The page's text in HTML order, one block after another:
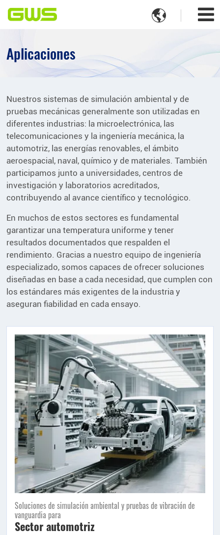

Aplicaciones
Nuestros sistemas de simulación ambiental y de
pruebas mecánicas generalmente son utilizadas en
diferentes industrias: la microelectrónica, las
telecomunicaciones y la ingeniería mecánica, la
automotriz, las energías renovables, el ámbito
aeroespacial, naval, químico y de materiales. También
participamos junto a universidades, centros de
investigación y laboratorios acreditados,
contribuyendo al avance científico y tecnológico.
En muchos de estos sectores es fundamental
garantizar una temperatura uniforme y tener
resultados documentados que respalden el
rendimiento. Gracias a nuestro equipo de ingeniería
especializado, somos capaces de ofrecer soluciones
diseñadas en base a cada necesidad, que cumplen con
los estándares más exigentes de la industria y
aseguran fiabilidad en cada ensayo.
Soluciones de simulación ambiental y pruebas de vibración de
vanguardia para
Sector automotriz